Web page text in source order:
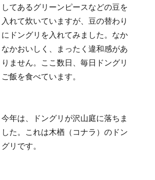
してあるグリーンピースなどの豆を
入れて炊いていますが、豆の替わり
にドングリを入れてみました。なか
なかおいしく、まったく違和感があ
りません。ここ数日、毎日ドングリ
ご飯を食べています。
今年は、ドングリが沢山庭に落ちま
した。これは木楢（コナラ）のドン
グリです。